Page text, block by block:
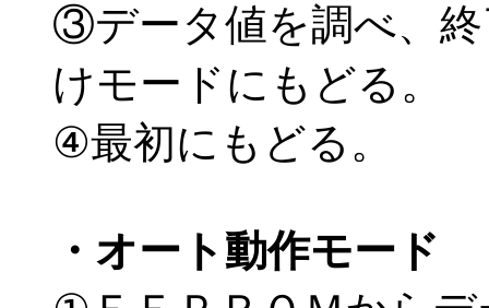
③データ値を調べ、
けモードにもどる。
④最初にもどる。
・オート動作モード